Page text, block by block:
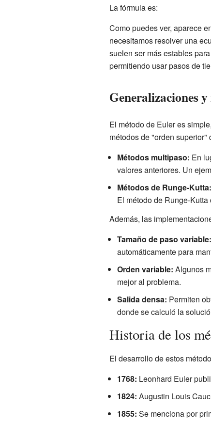
La fórmula es:
Como puedes ver, aparece
necesitamos resolver una
suelen ser más estables
permitiendo usar pasos de
Generalizaciones
El método de Euler es
métodos de "orden superior"
Métodos multipaso: En
valores anteriores. Un
Métodos de Runge-Kutta:
El método de Runge-
Además, las
Tamaño de paso variable:
automáticamente para
Orden variable: Algunos
mejor al problema.
Salida densa: Permiten
donde se calculó la
Historia de los
El desarrollo de estos
1768: Leonhard Euler
1824: Augustin Louis
1855: Se menciona por